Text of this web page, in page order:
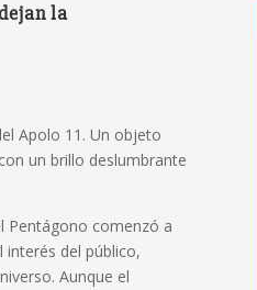
la
Apolo 11. Un objeto
un brillo deslumbrante
Pentágono comenzó a
interés del público,
Aunque el